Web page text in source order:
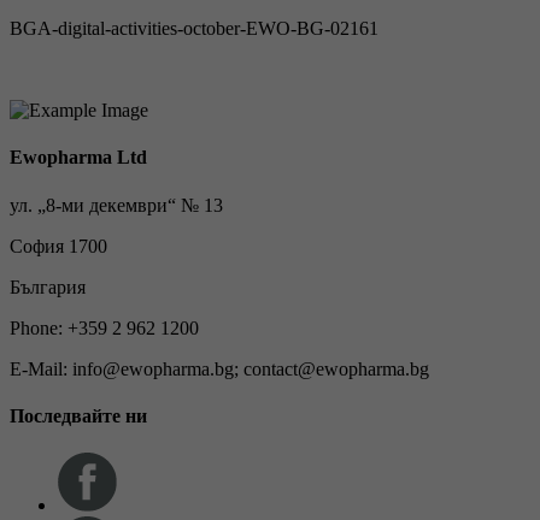
BGA-digital-activities-october-EWO-BG-02161
Ewopharma Ltd
ул. „8-ми декември“ № 13
София 1700
България
Phone: +359 2 962 1200
E-Mail: info@ewopharma.bg; contact@ewopharma.bg
Последвайте ни